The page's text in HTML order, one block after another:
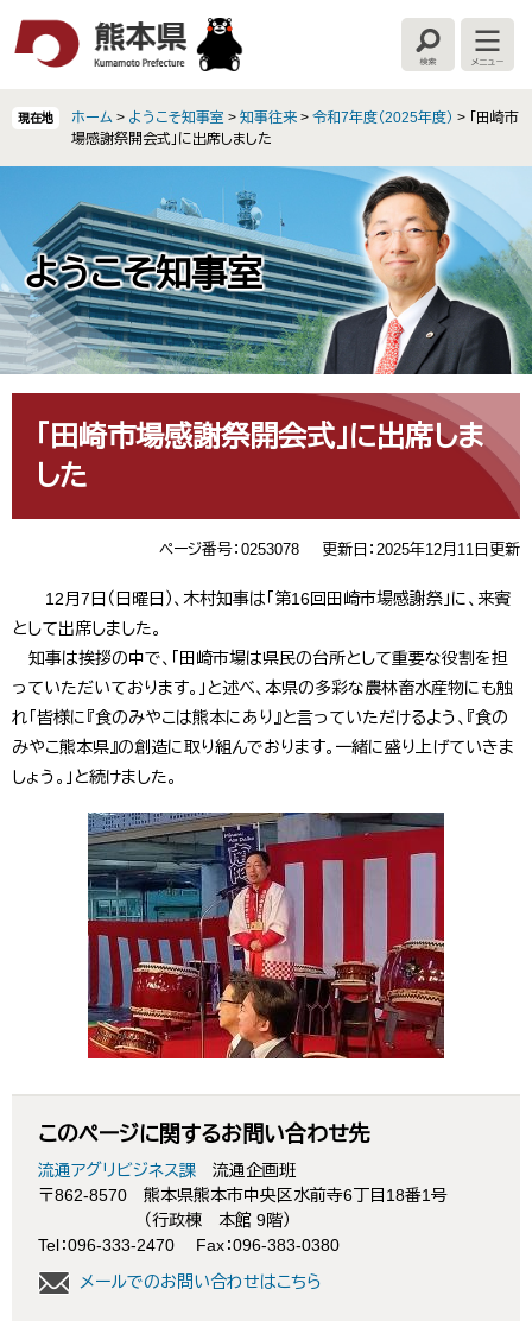
本
文
へ
検
索
メ
ニ
ー
現在地 ホーム > ようこそ知事室 > 知事往来 > 令和7年度（2025年度） > 「田崎市
場感謝祭開会式」に出席しました
ようこそ知事室
「田崎市場感謝祭開会式」に出席しま
した
ページ番号：0253078 更新日：2025年12月11日更新
12月7日（日曜日）、木村知事は「第16回田崎市場感謝祭」に、来賓
として出席しました。
知事は挨拶の中で、「田崎市場は県民の台所として重要な役割を担
っていただいております。」と述べ、本県の多彩な農林畜水産物にも触
れ「皆様に『食のみやこは熊本にあり』と言っていただけるよう、『食の
みやこ熊本県』の創造に取り組んでおります。一緒に盛り上げていきま
しょう。」と続けました。
このページに関するお問い合わせ先
流通アグリビジネス課
流通企画班
〒862-8570
熊本県熊本市中央区水前寺6丁目18番1号
（行政棟 本館 9階）
Tel：096-333-2470
Fax：096-383-0380
メールでのお問い合わせはこちら